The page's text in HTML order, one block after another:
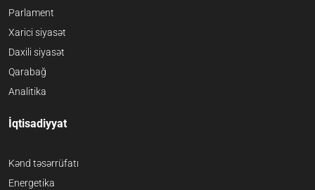
Parlament
Xarici siyasət
Daxili siyasət
Qarabağ
Analitika
İqtisadiyyat
Kənd təsərrüfatı
Energetika